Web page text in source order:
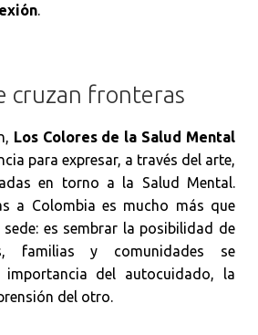
.
cruzan fronteras
Los Colores de la Salud Mental
para expresar, a través del arte,
en torno a la Salud Mental.
a Colombia es mucho más que
sede: es sembrar la posibilidad de
familias y comunidades se
del autocuidado, la
del otro.